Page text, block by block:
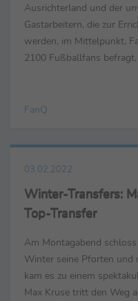
Ausrichterland und der
Gastarbeitern, die zur
werden, im Mittelpunkt.
2100 Fußballfans
FanQ
03.02.2022
Winter-Transfers:
Top-Transfer
Am Montagabend
Winter seine Pforten und
kam es zu einem
Max Kruse tritt den Weg